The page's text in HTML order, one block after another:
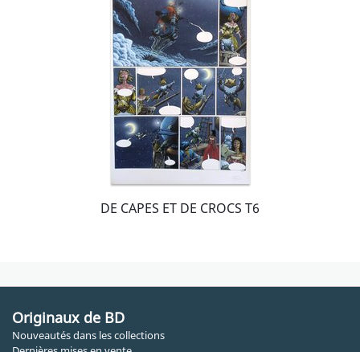
DE CAPES ET DE CROCS T6
Originaux de BD
Nouveautés dans les collections